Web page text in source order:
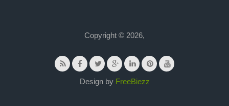
Copyright © 2026,
Design by FreeBiezz